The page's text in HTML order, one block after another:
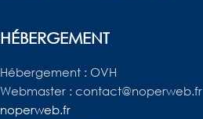
HÉBERGEMENT
Hébergement : OVH
Webmaster : contact@noperweb.fr
noperweb.fr